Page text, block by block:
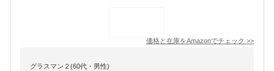
価格と在庫をAmazonでチェック >>
グラスマン２(60代・男性)